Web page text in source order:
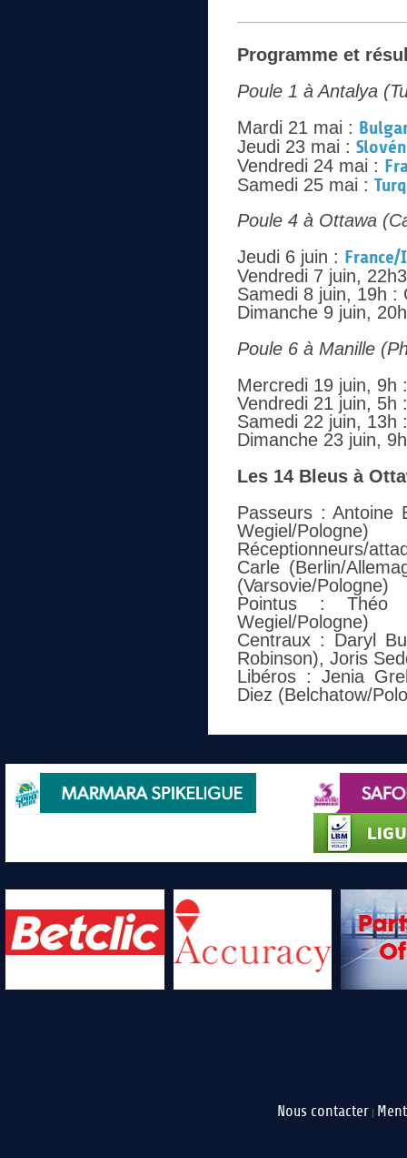
Programme et
Poule 1 à Antalya
Mardi 21 mai :
Jeudi 23 mai :
Vendredi 24 mai :
Samedi 25 mai :
Poule 4 à Ottawa
Jeudi 6 juin :
Vendredi 7 juin,
Samedi 8 juin, 19h :
Dimanche 9 juin,
Poule 6 à Manille
Mercredi 19 juin, 9h
Vendredi 21 juin, 5h
Samedi 22 juin, 13h
Dimanche 23 juin,
Les 14 Bleus à
Passeurs : Antoine
Wegiel/Pologne)
Réceptionneurs/
Carle (Berlin/
(Varsovie/Pologne)
Pointus : Théo
Wegiel/Pologne)
Centraux : Daryl
Robinson), Joris
Libéros : Jenia
Diez (Belchatow/
Nous contacter |